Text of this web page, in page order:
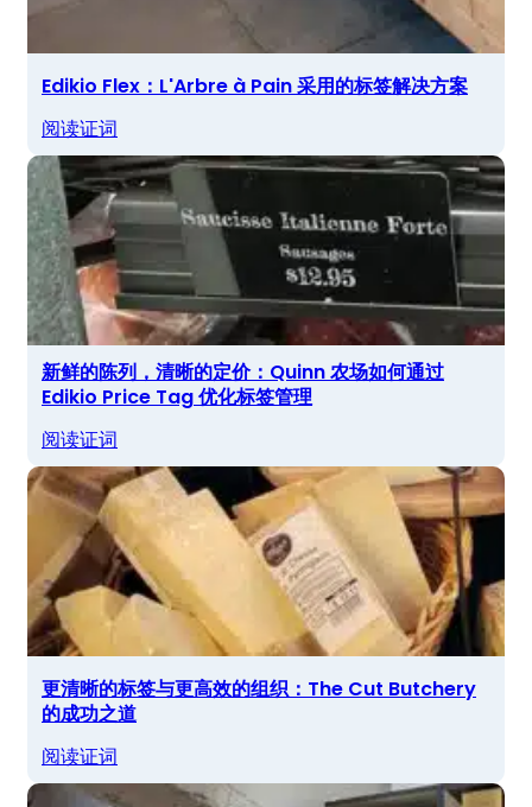
Edikio Flex：L'Arbre à Pain 采用的标签解决方案
阅读证词
新鲜的陈列，清晰的定价：Quinn 农场如何通过
Edikio Price Tag 优化标签管理
阅读证词
更清晰的标签与更高效的组织：The Cut Butchery
的成功之道
阅读证词